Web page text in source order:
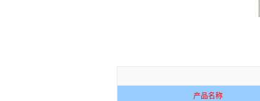
产品名称